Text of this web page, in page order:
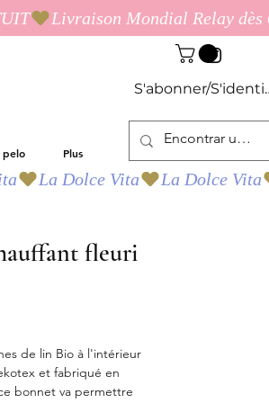
S'abonner/
pelo Plus
fleuri
de lin Bio à l'intérieur
et fabriqué en
bonnet va permettre